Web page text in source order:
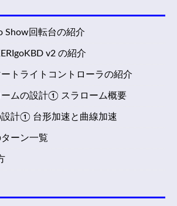
Show回転台の紹介
v2 の紹介
トライトコントローラの紹介
ームの設計① スラローム概要
設計① 台形加速と曲線加速
ーン一覧